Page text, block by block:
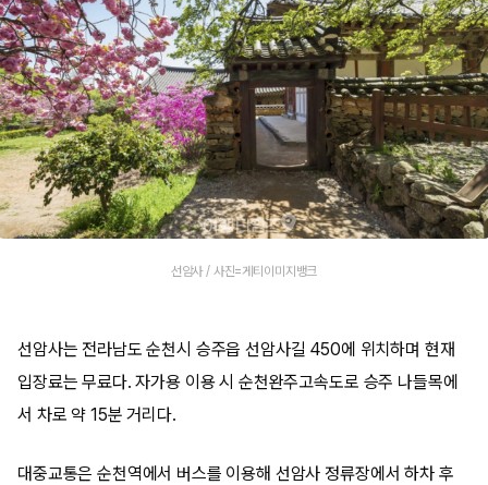
선암사 / 사진=게티이미지뱅크
선암사는 전라남도 순천시 승주읍 선암사길 450에 위치하며 현재
입장료는 무료다. 자가용 이용 시 순천완주고속도로 승주 나들목에
서 차로 약 15분 거리다.
대중교통은 순천역에서 버스를 이용해 선암사 정류장에서 하차 후